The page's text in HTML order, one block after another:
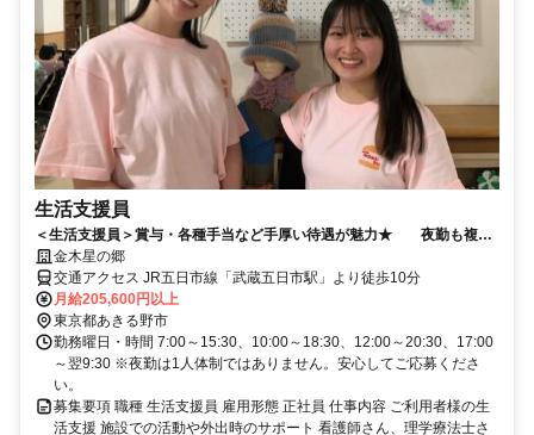
生活支援員
＜生活支援員＞賞与・各種手当など手厚い待遇が魅力★ 夜勤も複数
名体制で安心して取り組めます！
金木星の郷
交通アクセス JR五日市線「武蔵五日市駅」より徒歩10分
月給205,600円以上
東京都あきる野市
勤務曜日・時間 7:00～15:30、10:00～18:30、12:00～20:30、17:00
～翌9:30 ※夜勤は1人体制ではありません。安心してご応募くださ
い。
募集要項 職種 生活支援員 雇用形態 正社員 仕事内容 ご利用者様の生
活支援 施設での活動や外出時のサポート 看護師さん、理学療法士さ